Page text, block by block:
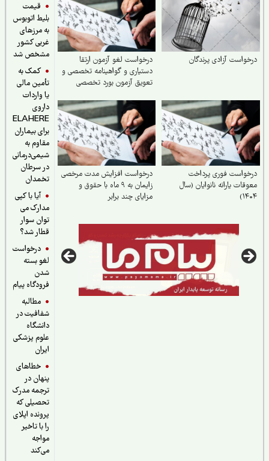
قیمت
بلیط اتوبوس
به مرزهای
غربی کشور
مشخص شد
کمک به
تأمین مالی
یا واردات
داروی
ELAHERE
برای بیماران
مقاوم به
شیمی‌درمانی
در سرطان
تخمدان
آیا با کپی
مدارک می
توان سوار
قطار شد؟
درخواست
لغو بسته
فرودگاه پیام
مطالبه
شفافیت در
دانشگاه
علوم پزشکی
خطاهای
پنهان در
ترجمه مدرک
تحصیلی که
پرونده اپلای
را با تاخیر
آزادی پرندگان
درخواست لغو آزمون ارتقا
دستیاری و گواهینامه تخصصی و
تعویق آزمون بورد تخصصی
فوری پرداخت
یارانه نانوایان (سال
درخواست افزایش مدت مرخصی
زایمان به ۹ ماه با حقوق و
مزایای چند برابر